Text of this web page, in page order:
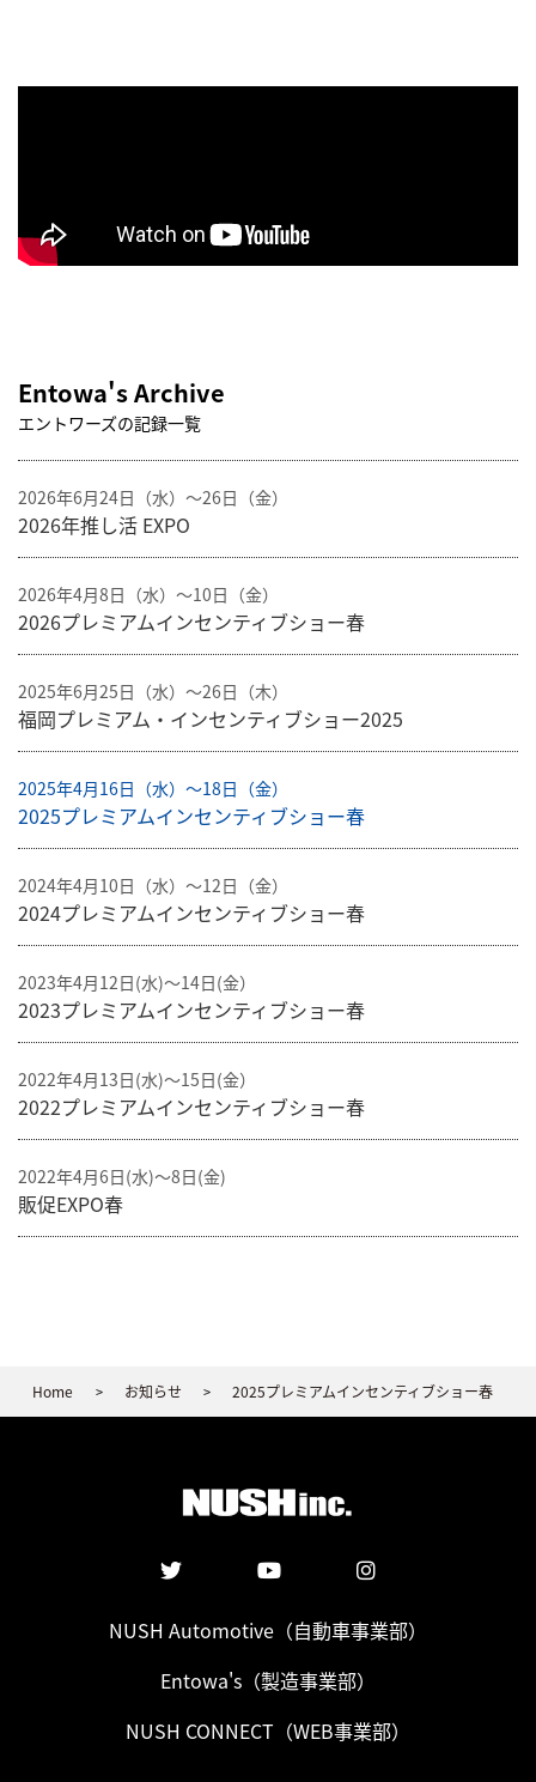
Entowa's Archive
エントワーズの記録一覧
2026年6月24日（水）〜26日（金）
2026年推し活 EXPO
2026年4月8日（水）～10日（金）
2026プレミアムインセンティブショー春
2025年6月25日（水）～26日（木）
福岡プレミアム・インセンティブショー2025
2025年4月16日（水）〜18日（金）
2025プレミアムインセンティブショー春
2024年4月10日（水）〜12日（金）
2024プレミアムインセンティブショー春
2023年4月12日(水)～14日(金）
2023プレミアムインセンティブショー春
2022年4月13日(水)～15日(金）
2022プレミアムインセンティブショー春
2022年4月6日(水)～8日(金)
販促EXPO春
Home > お知らせ > 2025プレミアムインセンティブショー春
NUSH Automotive （自動車事業部）
Entowa's （製造事業部）
NUSH CONNECT （WEB事業部）